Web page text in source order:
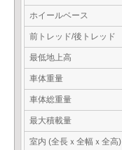
ホイールベース
前トレッド/後トレッド
最低地上高
車体重量
車体総重量
最大積載量
室内 (全長ｘ全幅ｘ全高)